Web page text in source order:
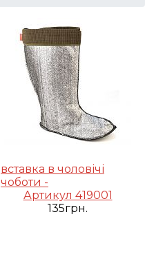
вставка в чоловічі
чоботи -
Артикул 419001
135грн.